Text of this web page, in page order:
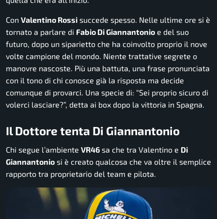
Con Valentino Rossi succede spesso. Nelle ultime ore si è
tornato a parlare di Fabio Di Giannantonio e del suo
futuro, dopo un siparietto che ha coinvolto proprio il nove
volte campione del mondo. Niente trattative segrete o
manovre nascoste. Più una battuta, una frase pronunciata
con il tono di chi conosce già la risposta ma decide
comunque di provarci. Una specie di: “Sei proprio sicuro di
volerci lasciare?”, detta ai box dopo la vittoria in Spagna.
Il Dottore tenta Di Giannantonio
Chi segue l’ambiente VR46 sa che tra Valentino e Di
Giannantonio si è creato qualcosa che va oltre il semplice
rapporto tra proprietario del team e pilota.